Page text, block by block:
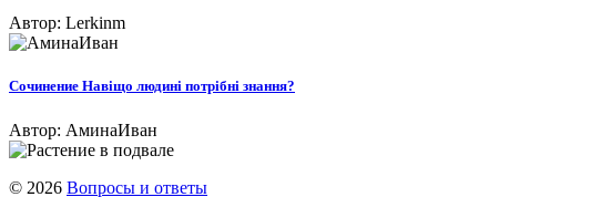
Автор: Lerkinm
Сочинение Навіщо людині потрібні знання?​
Автор: АминаИван
© 2026 Вопросы и ответы